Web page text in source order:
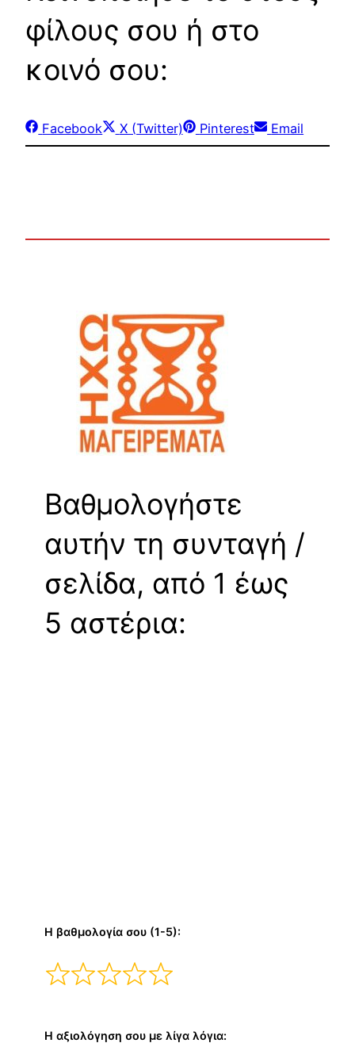
φίλους σου ή στο
κοινό σου:
Share
on
Facebook
Share
on
X (Twitter)
Share
on
Pinterest
Share
on
Email
Βαθμολογήστε
αυτήν τη συνταγή /
σελίδα, από 1 έως
5 αστέρια:
Η βαθμολογία σου (1-5):
Η αξιολόγηση σου με λίγα λόγια: